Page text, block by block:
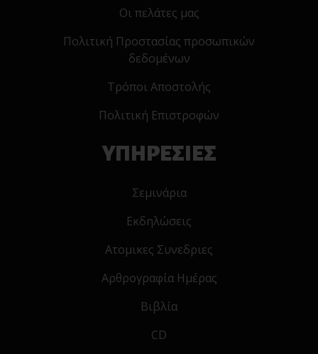
Οι πελάτες μας
Πολιτική Προστασίας προσωπικών
δεδομένων
Τρόποι Αποστολής
Πολιτική Επιστροφών
ΥΠΗΡΕΣΙΕΣ
Σεμινάρια
Εκδηλώσεις
Ατομικες Συνεδριες
Αρθρογραφία Ημέρας
Βιβλία
CD